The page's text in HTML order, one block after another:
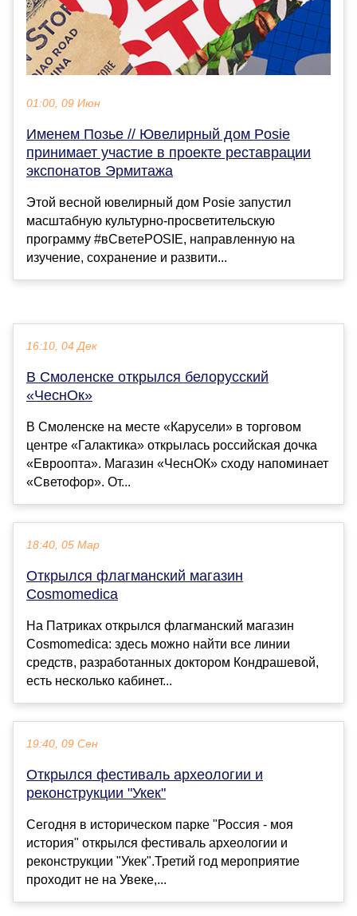
01:00, 09 Июн
Именем Позье // Ювелирный дом Posie
принимает участие в проекте реставрации
экспонатов Эрмитажа
Этой весной ювелирный дом Posie запустил
масштабную культурно-просветительскую
программу #вСветеPOSIE, направленную на
изучение, сохранение и развити...
16:10, 04 Дек
В Смоленске открылся белорусский
«ЧеснОк»
В Смоленске на месте «Карусели» в торговом
центре «Галактика» открылась российская дочка
«Евроопта». Магазин «ЧеснОК» сходу напоминает
«Светофор». От...
18:40, 05 Мар
Открылся флагманский магазин
Cosmomedica
На Патриках открылся флагманский магазин
Cosmomedica: здесь можно найти все линии
средств, разработанных доктором Кондрашевой,
есть несколько кабинет...
19:40, 09 Сен
Открылся фестиваль археологии и
реконструкции "Укек"
Сегодня в историческом парке "Россия - моя
история" открылся фестиваль археологии и
реконструкции "Укек".Третий год мероприятие
проходит не на Увеке,...